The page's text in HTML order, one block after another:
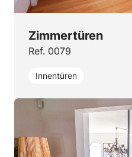
Zimmertüren
Ref. 0079
Innentüren